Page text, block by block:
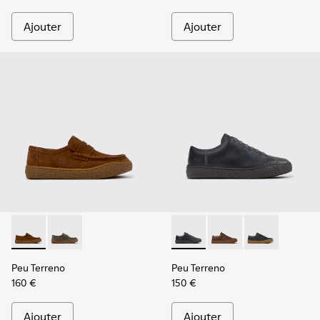
Ajouter Ajouter
Peu Terreno - K101135-002 - Mocassins en cuir velours
Peu Terreno - K101135-004
Peu Terreno
160 €
Ajouter
Peu Terreno - K100927-020
Peu Terreno -Peu Terreno -
Peu Terreno
150 €
Ajouter